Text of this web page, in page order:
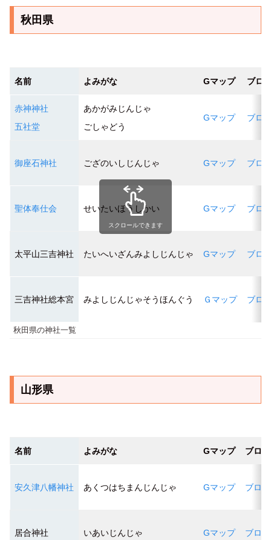
秋田県
名前 よみがな Gマップ ブロ
赤神神社
五社堂
あかがみじんじゃ
ごしゃどう
Gマップ ブロ
御座石神社 ござのいしじんじゃ Gマップ ブロ
聖体奉仕会 せいたいほうしかい Gマップ ブロ
太平山三吉神社 たいへいざんみよしじんじゃ Gマップ ブロ
三吉神社総本宮 みよしじんじゃそうほんぐう Ｇマップ ブロ
スクロールできます
秋田県の神社一覧
山形県
名前 よみがな Gマップ ブログ
安久津八幡神社 あくつはちまんじんじゃ Gマップ ブロ
居合神社 いあいじんじゃ Gマップ ブロ